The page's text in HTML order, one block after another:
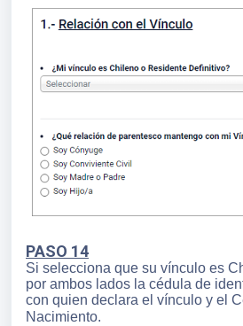
PASO 14
Si selecciona que su vínculo es
por ambos lados la cédula de
con quien declara el vínculo y el
Nacimiento.